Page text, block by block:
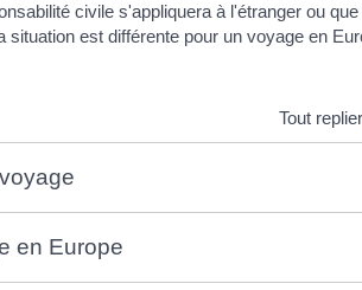
civile s'appliquera à l'étranger ou
est différente pour un voyage en
Tout replier
en Europe